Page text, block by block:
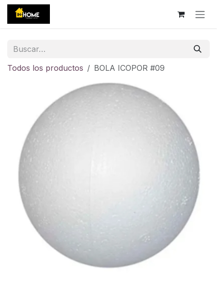
Ir al contenido
Todos los productos BOLA ICOPOR #09